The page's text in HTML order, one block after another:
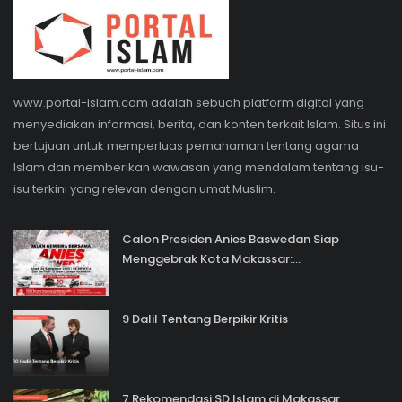
www.portal-islam.com adalah sebuah platform digital yang
menyediakan informasi, berita, dan konten terkait Islam. Situs ini
bertujuan untuk memperluas pemahaman tentang agama
Islam dan memberikan wawasan yang mendalam tentang isu-
isu terkini yang relevan dengan umat Muslim.
Calon Presiden Anies Baswedan Siap
Menggebrak Kota Makassar:...
9 Dalil Tentang Berpikir Kritis